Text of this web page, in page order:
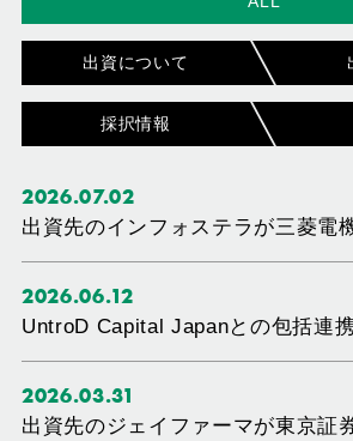
出資について
採択情報
2026.07.02
出資先のインフォステラが三菱電
2026.06.12
UntroD Capital Japanとの包括連
2026.03.31
出資先のジェイファーマが東京証